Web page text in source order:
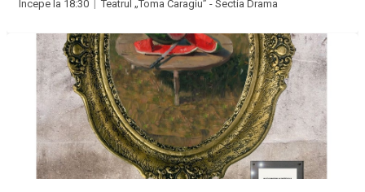
Începe la 18:30 |Teatrul „Toma Caragiu” - Sectia Drama